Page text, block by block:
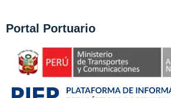
Portal Portuario